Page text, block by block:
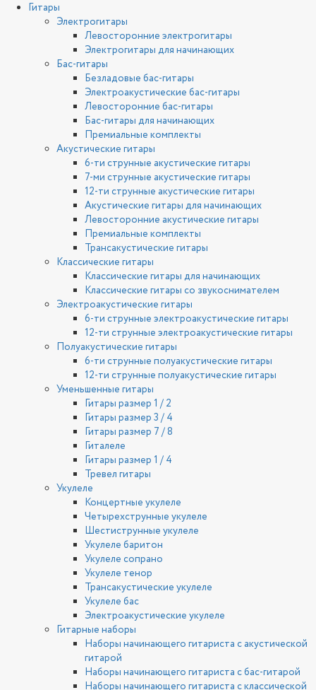
Гитары
Электрогитары
Левосторонние электрогитары
Электрогитары для начинающих
Бас-гитары
Безладовые бас-гитары
Электроакустические бас-гитары
Левосторонние бас-гитары
Бас-гитары для начинающих
Премиальные комплекты
Акустические гитары
6-ти струнные акустические гитары
7-ми струнные акустические гитары
12-ти струнные акустические гитары
Акустические гитары для начинающих
Левосторонние акустические гитары
Премиальные комплекты
Трансакустические гитары
Классические гитары
Классические гитары для начинающих
Классические гитары со звукоснимателем
Электроакустические гитары
6-ти струнные электроакустические гитары
12-ти струнные электроакустические гитары
Полуакустические гитары
6-ти струнные полуакустические гитары
12-ти струнные полуакустические гитары
Уменьшенные гитары
Гитары размер 1 / 2
Гитары размер 3 / 4
Гитары размер 7 / 8
Гиталеле
Гитары размер 1 / 4
Тревел гитары
Укулеле
Концертные укулеле
Четырехструнные укулеле
Шестиструнные укулеле
Укулеле баритон
Укулеле сопрано
Укулеле тенор
Трансакустические укулеле
Укулеле бас
Электроакустические укулеле
Гитарные наборы
Наборы начинающего гитариста с акустической
гитарой
Наборы начинающего гитариста с бас-гитарой
Наборы начинающего гитариста с классической